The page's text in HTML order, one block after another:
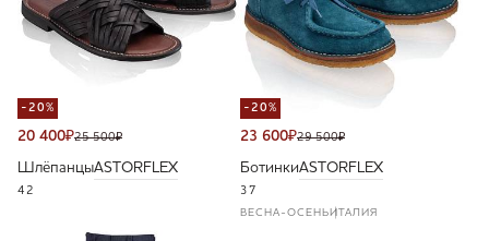
-20%
20 400₽25 500₽
ШлёпанцыASTORFLEX
42
-20%
23 600₽29 500₽
БотинкиASTORFLEX
37
ВЕСНА-ОСЕНЬ ИТАЛИЯ